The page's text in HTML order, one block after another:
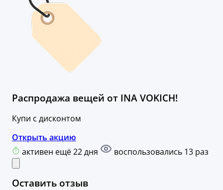
Распродажа вещей от INA VOKICH!
Купи с дисконтом
Открыть акцию
активен ещё 22 дня
воспользовались 13 раз
Оставить отзыв